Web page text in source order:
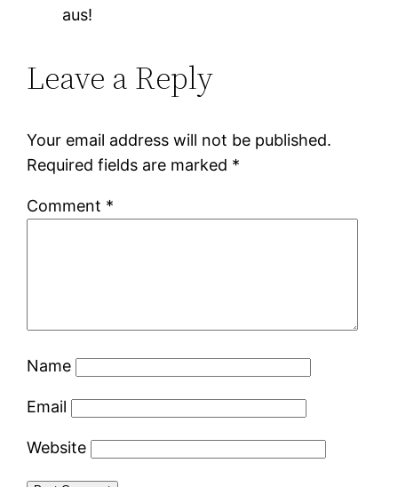
aus!
Leave a Reply
Your email address will not be published.
Required fields are marked *
Comment *
Name
Email
Website